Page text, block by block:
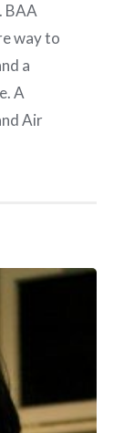
BAA
way to
a
A
Air